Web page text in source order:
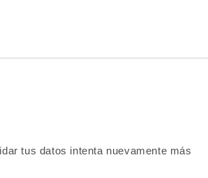
tus datos intenta nuevamente más